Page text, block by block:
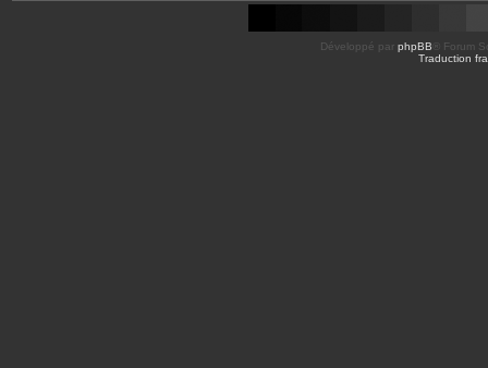
Développé par phpBB ® Forum
Traduction